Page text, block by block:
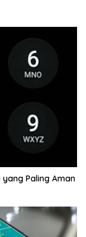
yang Paling Aman